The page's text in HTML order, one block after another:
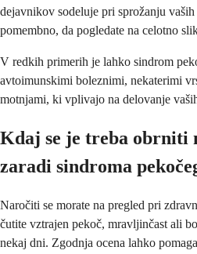
dejavnikov sodeluje pri sprožanju
pomembno, da pogledate na celotno
V redkih primerih je lahko sindrom
avtoimunskimi boleznimi, nekaterimi
motnjami, ki vplivajo na delovanje
Kdaj se je treba obrniti
zaradi sindroma
Naročiti se morate na pregled pri
čutite vztrajen pekoč, mravljinčast ali
nekaj dni. Zgodnja ocena lahko